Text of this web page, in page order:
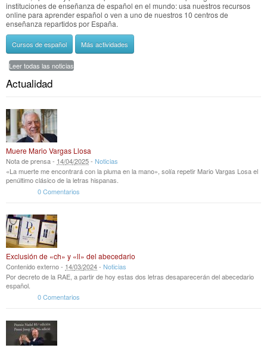
instituciones de enseñanza de español en el mundo: usa nuestros recursos
online para aprender español o ven a uno de nuestros 10 centros de
enseñanza repartidos por España.
Cursos de español Más actividades
Leer todas las noticias
Actualidad
Muere Mario Vargas Llosa
Nota de prensa - 14/04/2025- Noticias
«La muerte me encontrará con la pluma en la mano», solía repetir Mario Vargas Losa el
penúltimo clásico de la letras hispanas.
0 Comentarios
Exclusión de «ch» y «ll» del abecedario
Contenido externo - 14/03/2024- Noticias
Por decreto de la RAE, a partir de hoy estas dos letras desaparecerán del abecedario
español.
0 Comentarios